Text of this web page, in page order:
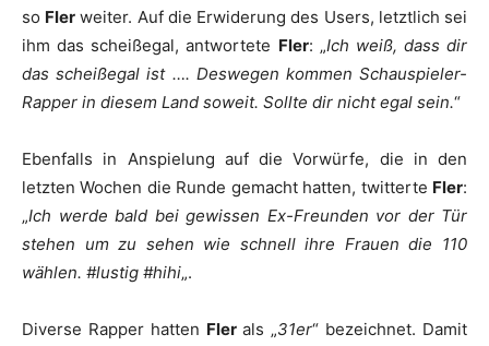
so Fler weiter. Auf die Erwiderung des Users, letztlich sei
ihm das scheißegal, antwortete Fler: „Ich weiß, dass dir
das scheißegal ist …. Deswegen kommen Schauspieler-
Rapper in diesem Land soweit. Sollte dir nicht egal sein.“
Ebenfalls in Anspielung auf die Vorwürfe, die in den
letzten Wochen die Runde gemacht hatten, twitterte Fler:
„Ich werde bald bei gewissen Ex-Freunden vor der Tür
stehen um zu sehen wie schnell ihre Frauen die 110
wählen. #lustig #hihi„.
Diverse Rapper hatten Flerals „31er“ bezeichnet. Damit